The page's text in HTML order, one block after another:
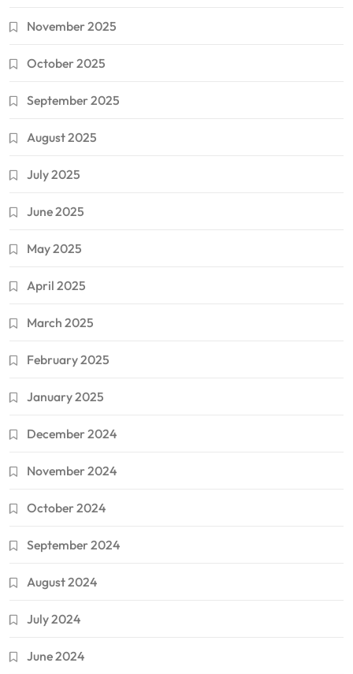
November 2025
October 2025
September 2025
August 2025
July 2025
June 2025
May 2025
April 2025
March 2025
February 2025
January 2025
December 2024
November 2024
October 2024
September 2024
August 2024
July 2024
June 2024